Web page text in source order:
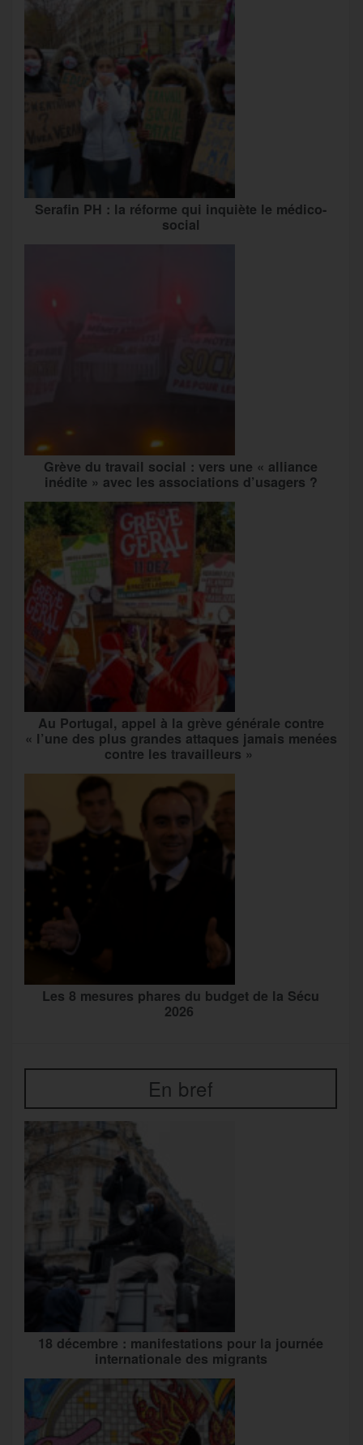
Serafin PH : la réforme qui inquiète le médico-
social
Grève du travail social : vers une « alliance
inédite » avec les associations d’usagers ?
Au Portugal, appel à la grève générale contre
« l’une des plus grandes attaques jamais menées
contre les travailleurs »
Les 8 mesures phares du budget de la Sécu
2026
En bref
18 décembre : manifestations pour la journée
internationale des migrants